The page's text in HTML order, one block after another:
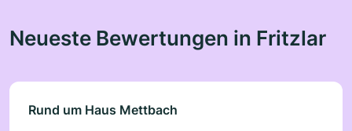
Neueste Bewertungen in Fritzlar
Rund um Haus Mettbach